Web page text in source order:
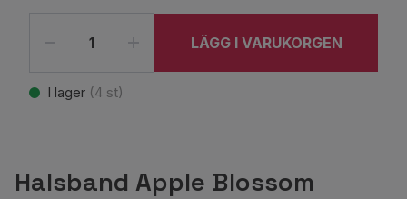
LÄGG I VARUKORGEN
I lager (4 st)
Halsband Apple Blossom